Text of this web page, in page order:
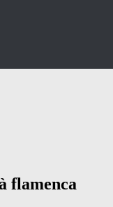
flamenca